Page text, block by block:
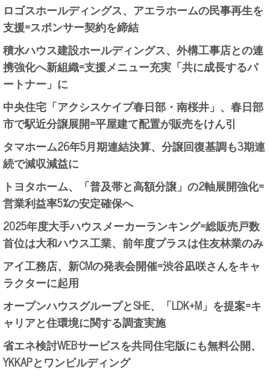
ロゴスホールディングス、アエラホームの民事再生を
支援=スポンサー契約を締結
積水ハウス建設ホールディングス、外構工事店との連
携強化へ新組織=支援メニュー充実「共に成長するパ
ートナー」に
中央住宅「アクシスケイプ春日部・南桜井」、春日部
市で駅近分譲展開=平屋建て配置が販売をけん引
タマホーム26年5月期連結決算、分譲回復基調も3期連
続で減収減益に
トヨタホーム、「普及帯と高額分譲」の2軸展開強化=
営業利益率5%の安定確保へ
2025年度大手ハウスメーカーランキング=総販売戸数
首位は大和ハウス工業、前年度プラスは住友林業のみ
アイ工務店、新CMの発表会開催=渋谷凪咲さんをキャ
ラクターに起用
オープンハウスグループとSHE、「LDK+M」を提案=キ
ャリアと住環境に関する調査実施
省エネ検討WEBサービスを共同住宅版にも無料公開、
YKKAPとワンビルディング